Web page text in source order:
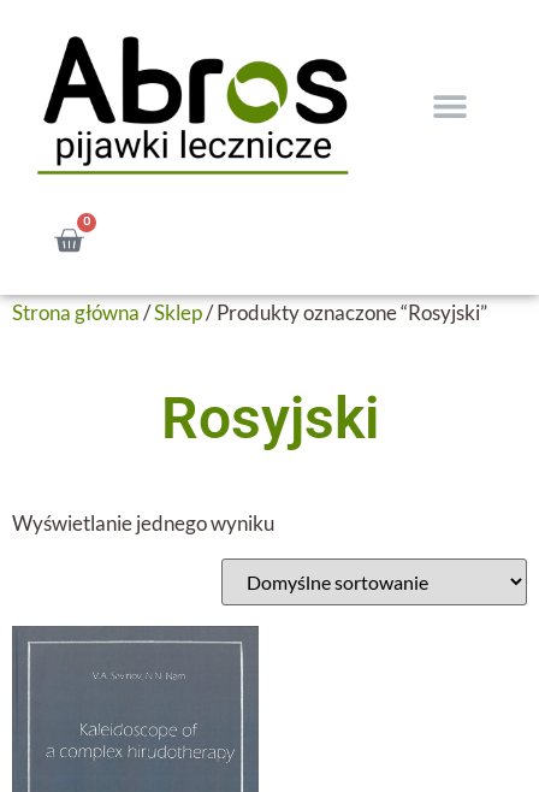
0
Strona główna/Sklep/ Produkty oznaczone “Rosyjski”
Rosyjski
Wyświetlanie jednego wyniku